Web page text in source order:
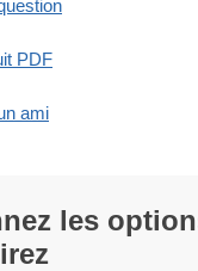
PDF
ami
les